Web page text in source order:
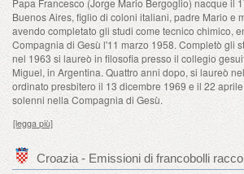
Papa Francesco (Jorge Mario Bergoglio) nacque il
Buenos Aires, figlio di coloni italiani, padre Mario e
avendo completato gli studi come tecnico chimico,
Compagnia di Gesù l'11 marzo 1958. Completò gli
nel 1963 si laureò in filosofia presso il collegio
Miguel, in Argentina. Quattro anni dopo, si laureò
ordinato presbitero il 13 dicembre 1969 e il 22
solenni nella Compagnia di Gesù.
[legga più]
Croazia - Emissioni di francobolli